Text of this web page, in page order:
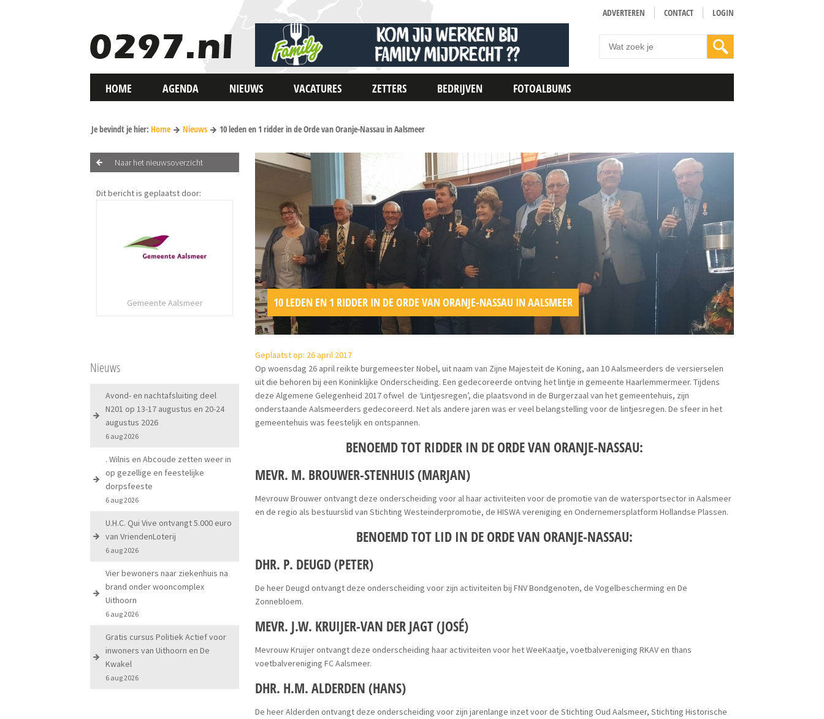
ADVERTEREN CONTACT LOGIN
HOME AGENDA NIEUWS VACATURES ZETTERS BEDRIJVEN FOTOALBUMS
Je bevindt je hier: Home Nieuws 10 leden en 1 ridder in de Orde van Oranje-Nassau in Aalsmeer
Naar het nieuwsoverzicht
Dit bericht is geplaatst door:
Gemeente Aalsmeer
Nieuws
Avond- en nachtafsluiting deel
N201 op 13-17 augustus en 20-24
augustus 2026
6 aug 2026
. Wilnis en Abcoude zetten weer in
op gezellige en feestelijke
dorpsfeeste
6 aug 2026
U.H.C. Qui Vive ontvangt 5.000 euro
van VriendenLoterij
6 aug 2026
Vier bewoners naar ziekenhuis na
brand onder wooncomplex
Uithoorn
6 aug 2026
Gratis cursus Politiek Actief voor
inwoners van Uithoorn en De
Kwakel
6 aug 2026
10 LEDEN EN 1 RIDDER IN DE ORDE VAN ORANJE-NASSAU IN AALSMEER
Geplaatst op: 26 april 2017
Op woensdag 26 april reikte burgemeester Nobel, uit naam van Zijne Majesteit de Koning, aan 10 Aalsmeerders de versierselen
uit die behoren bij een Koninklijke Onderscheiding. Een gedecoreerde ontving het lintje in gemeente Haarlemmermeer. Tijdens
deze Algemene Gelegenheid 2017 ofwel de ‘Lintjesregen’, die plaatsvond in de Burgerzaal van het gemeentehuis, zijn
onderstaande Aalsmeerders gedecoreerd. Net als andere jaren was er veel belangstelling voor de lintjesregen. De sfeer in het
gemeentehuis was feestelijk en ontspannen.
BENOEMD TOT RIDDER IN DE ORDE VAN ORANJE-NASSAU:
MEVR. M. BROUWER-STENHUIS (MARJAN)
Mevrouw Brouwer ontvangt deze onderscheiding voor al haar activiteiten voor de promotie van de watersportsector in Aalsmeer
en de regio als bestuurslid van Stichting Westeinderpromotie, de HISWA vereniging en Ondernemersplatform Hollandse Plassen.
BENOEMD TOT LID IN DE ORDE VAN ORANJE-NASSAU:
DHR. P. DEUGD (PETER)
De heer Deugd ontvangt deze onderscheiding voor zijn activiteiten bij FNV Bondgenoten, de Vogelbescherming en De
Zonnebloem.
MEVR. J.W. KRUIJER-VAN DER JAGT (JOSÉ)
Mevrouw Kruijer ontvangt deze onderscheiding haar activiteiten voor het WeeKaatje, voetbalvereniging RKAV en thans
voetbalvereniging FC Aalsmeer.
DHR. H.M. ALDERDEN (HANS)
De heer Alderden ontvangt deze onderscheiding voor zijn jarenlange inzet voor de Stichting Oud Aalsmeer, Stichting Historische